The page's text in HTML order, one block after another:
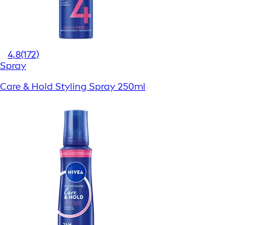
4,8(172)
Spray
Care & Hold Styling Spray 250ml